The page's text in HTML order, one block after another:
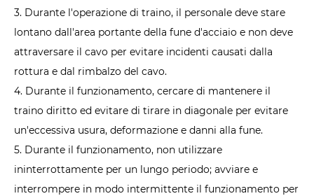
3. Durante l'operazione di traino, il personale deve stare
lontano dall'area portante della fune d'acciaio e non deve
attraversare il cavo per evitare incidenti causati dalla
rottura e dal rimbalzo del cavo.
4. Durante il funzionamento, cercare di mantenere il
traino diritto ed evitare di tirare in diagonale per evitare
un'eccessiva usura, deformazione e danni alla fune.
5. Durante il funzionamento, non utilizzare
ininterrottamente per un lungo periodo; avviare e
interrompere in modo intermittente il funzionamento per